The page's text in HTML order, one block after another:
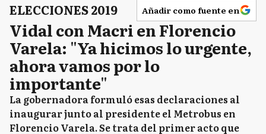
ELECCIONES 2019 Añadir como fuente en
Vidal con Macri en Florencio
Varela: "Ya hicimos lo urgente,
ahora vamos por lo
importante"
La gobernadora formuló esas declaraciones al
inaugurar junto al presidente el Metrobus en
Florencio Varela. Se trata del primer acto que